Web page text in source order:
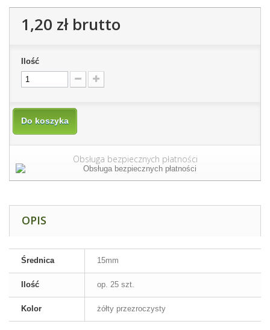
1,20 złbrutto
Ilość
Do koszyka
Obsługa bezpiecznych płatności
OPIS
Średnica 15mm
Ilość op. 25 szt.
Kolor żółty przezroczysty